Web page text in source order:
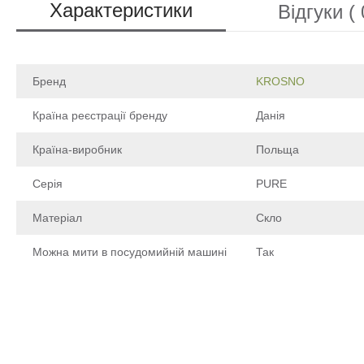
Характеристики Відгуки (
Бренд KROSNO
Країна реєстрації бренду Данія
Країна-виробник Польща
Серія PURE
Матеріал Скло
Можна мити в посудомийній машині
Так